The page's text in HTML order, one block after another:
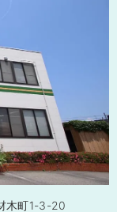
木町1-3-20